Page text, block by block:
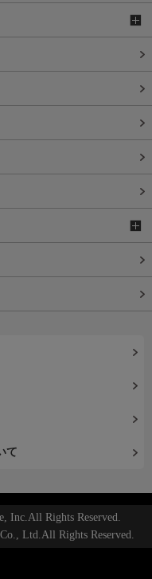
て
Inc.All Rights Reserved.
Ltd.All Rights Reserved.